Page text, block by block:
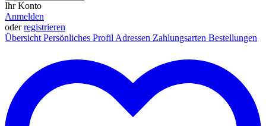
Ihr Konto
Anmelden
oderregistrieren
Übersicht Persönliches Profil Adressen Zahlungsarten Bestellungen